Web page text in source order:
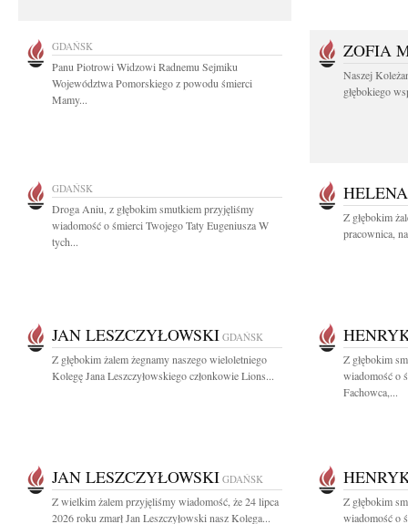
GDAŃSK
Panu Piotrowi Widzowi Radnemu Sejmiku
Województwa Pomorskiego z powodu śmierci
Mamy...
ZOFIA
Naszej
głębokiego
GDAŃSK
Droga Aniu, z głębokim smutkiem przyjęliśmy
wiadomość o śmierci Twojego Taty Eugeniusza W
tych...
Z głębokim
pracownica,
JAN LESZCZYŁOWSKI GDAŃSK
Z głębokim żalem żegnamy naszego wieloletniego
Kolegę Jana Leszczyłowskiego członkowie Lions...
Z głębokim
wiadomość o
Fachowca,...
JAN LESZCZYŁOWSKI GDAŃSK
Z wielkim żalem przyjęliśmy wiadomość, że 24 lipca
2026 roku zmarł Jan Leszczyłowski nasz Kolega...
Z głębokim
wiadomość o